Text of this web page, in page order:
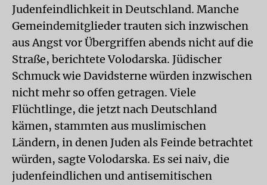
Judenfeindlichkeit in Deutschland. Manche
Gemeindemitglieder trauten sich inzwischen
aus Angst vor Übergriffen abends nicht auf die
Straße, berichtete Volodarska. Jüdischer
Schmuck wie Davidsterne würden inzwischen
nicht mehr so offen getragen. Viele
Flüchtlinge, die jetzt nach Deutschland
kämen, stammten aus muslimischen
Ländern, in denen Juden als Feinde betrachtet
würden, sagte Volodarska. Es sei naiv, die
judenfeindlichen und antisemitischen